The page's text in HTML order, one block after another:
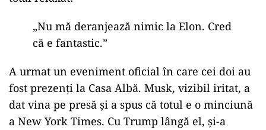
„Nu mă deranjează nimic la Elon. Cred
că e fantastic.”
A urmat un eveniment oficial în care cei doi au
fost prezenți la Casa Albă. Musk, vizibil iritat, a
dat vina pe presă și a spus că totul e o minciună
a New York Times. Cu Trump lângă el, și-a